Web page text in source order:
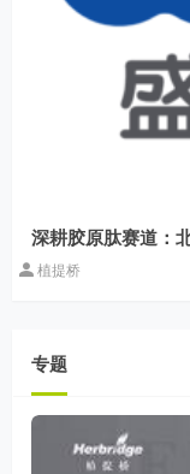
深耕胶原肽赛道：
植提桥
专题